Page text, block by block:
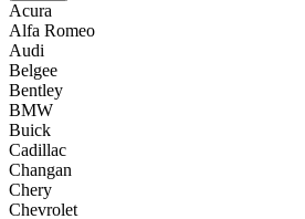
Acura
Alfa Romeo
Audi
Belgee
Bentley
BMW
Buick
Cadillac
Changan
Chery
Chevrolet